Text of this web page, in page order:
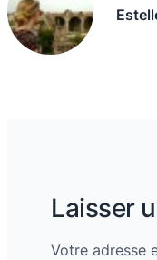
Laisser
Votre adresse